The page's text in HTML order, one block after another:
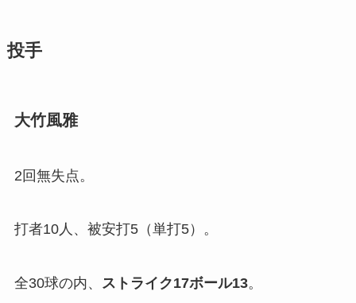
投手
大竹風雅
2回無失点。
打者10人、被安打5（単打5）。
全30球の内、 ストライク17ボール13。